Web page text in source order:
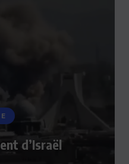
d’Israël